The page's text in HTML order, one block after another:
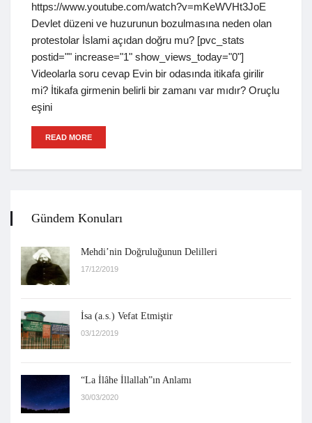
https://www.youtube.com/watch?v=mKeWVHt3JoE
Devlet düzeni ve huzurunun bozulmasına neden olan
protestolar İslami açıdan doğru mu? [pvc_stats
postid="" increase="1" show_views_today="0"]
Videolarla soru cevap Evin bir odasında itikafa girilir
mi? İtikafa girmenin belirli bir zamanı var mıdır? Oruçlu
eşini
READ MORE
Gündem Konuları
Mehdi’nin Doğruluğunun Delilleri
17/12/2019
İsa (a.s.) Vefat Etmiştir
03/12/2019
“La İlâhe İllallah”ın Anlamı
30/03/2020